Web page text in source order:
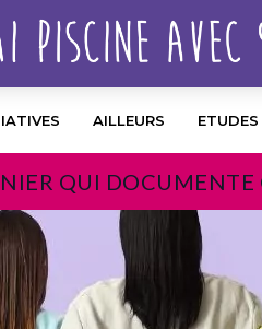
AILLEURS ETUDES
QUI DOCUMENTE